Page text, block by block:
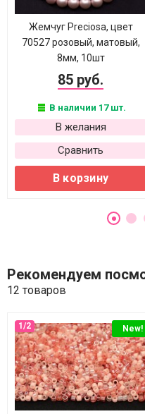
Жемчуг Preciosa, цвет
70527 розовый, матовый,
8мм, 10шт
85 руб.
В наличии 17 шт.
В желания
Сравнить
В корзину
Рекомендуем
12 товаров
New!